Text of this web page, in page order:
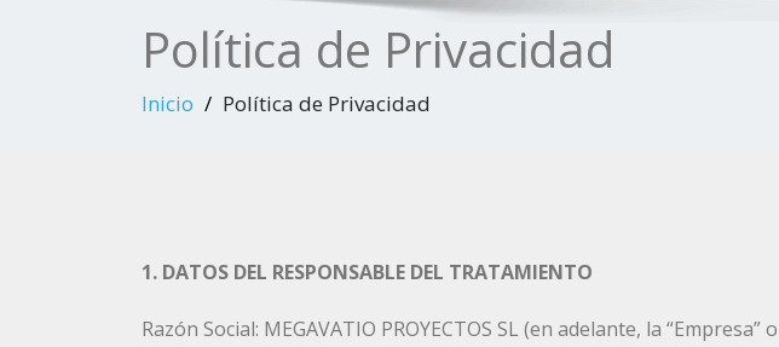
Política de Privacidad
Inicio Política de Privacidad
1. DATOS DEL RESPONSABLE DEL TRATAMIENTO
Razón Social: MEGAVATIO PROYECTOS SL (en adelante, la “Empresa”